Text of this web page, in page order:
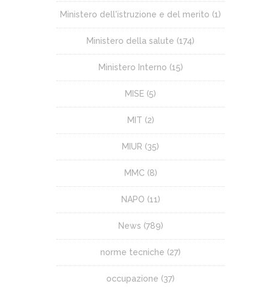
Ministero dell'istruzione e del merito (1)
Ministero della salute (174)
Ministero Interno (15)
MISE (5)
MIT (2)
MIUR (35)
MMC (8)
NAPO (11)
News (789)
norme tecniche (27)
occupazione (37)